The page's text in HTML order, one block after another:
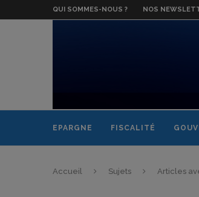
QUI SOMMES-NOUS ? NOS
EPARGNE FISCALITÉ
Accueil Sujets Articles